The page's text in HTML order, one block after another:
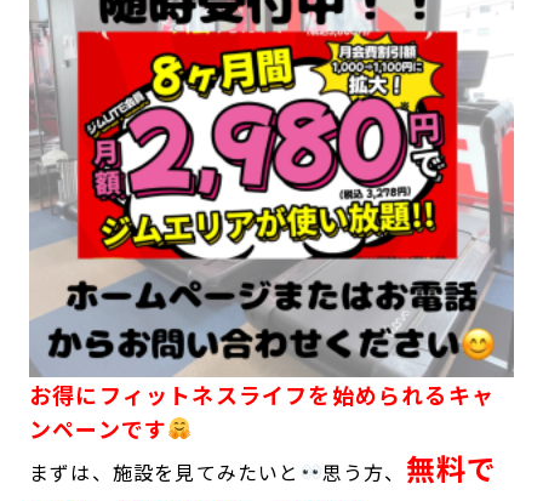
お得にフィットネスライフを始められるキャ
ンペーンです
まずは、施設を見てみたいと 思う方、 無料で